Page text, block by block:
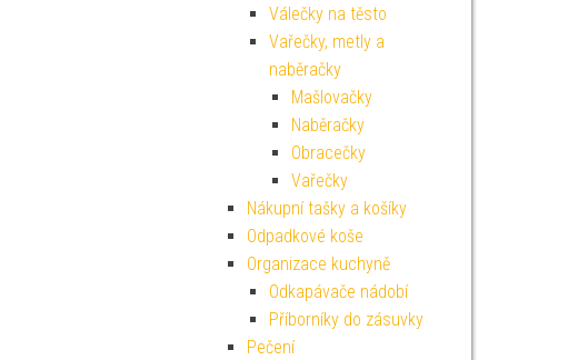
Válečky na těsto
Vařečky, metly a
naběračky
Mašlovačky
Naběračky
Obracečky
Vařečky
Nákupní tašky a košíky
Odpadkové koše
Organizace kuchyně
Odkapávače nádobí
Příborníky do zásuvky
Pečení